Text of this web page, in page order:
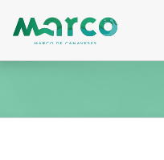
to